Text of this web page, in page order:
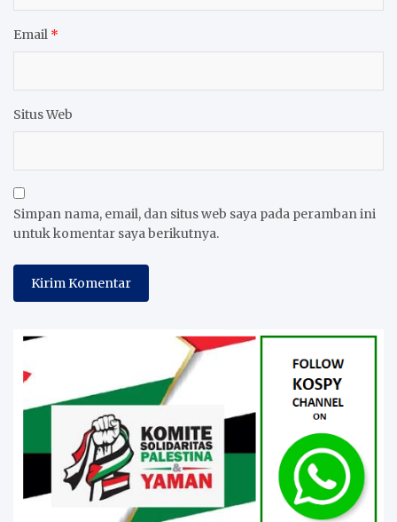
Email *
Situs Web
Simpan nama, email, dan situs web saya pada peramban ini
untuk komentar saya berikutnya.